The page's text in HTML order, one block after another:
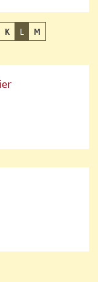
K L
M